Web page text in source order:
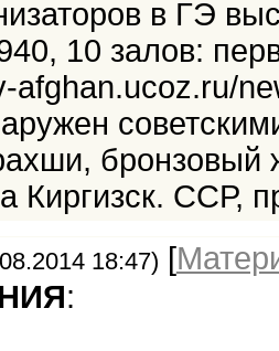
в ГЭ
10 залов:
afghan.ucoz.ru/
бронзовый
Киргизск. ССР,
18:47) [
: